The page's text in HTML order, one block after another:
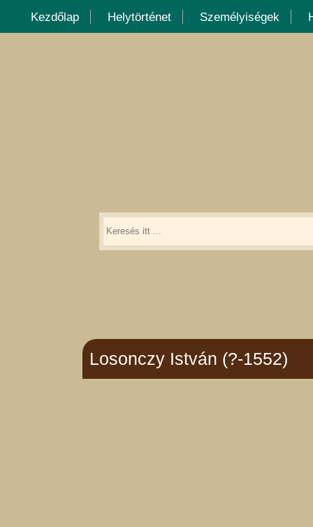
Kezdőlap Helytörténet Személyiségek
Losonczy István (?-1552)